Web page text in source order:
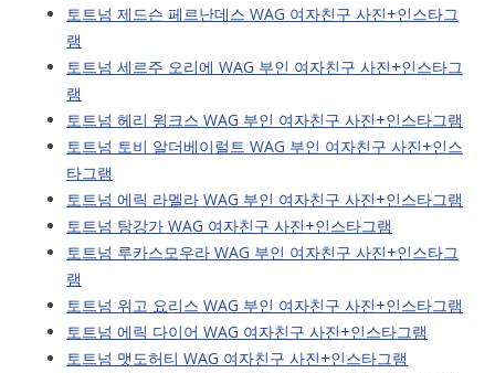
토트넘 제드슨 페르난데스 WAG 여자친구 사진+인스타그
램
토트넘 세르주 오리에 WAG 부인 여자친구 사진+인스타그
램
토트넘 헤리 윙크스 WAG 부인 여자친구 사진+인스타그램
토트넘 토비 알더베이럴트 WAG 부인 여자친구 사진+인스
타그램
토트넘 에릭 라멜라 WAG 부인 여자친구 사진+인스타그램
토트넘 탕강가 WAG 여자친구 사진+인스타그램
토트넘 루카스모우라 WAG 부인 여자친구 사진+인스타그
램
토트넘 위고 요리스 WAG 부인 여자친구 사진+인스타그램
토트넘 에릭 다이어 WAG 여자친구 사진+인스타그램
토트넘 맷도허티 WAG 여자친구 사진+인스타그램